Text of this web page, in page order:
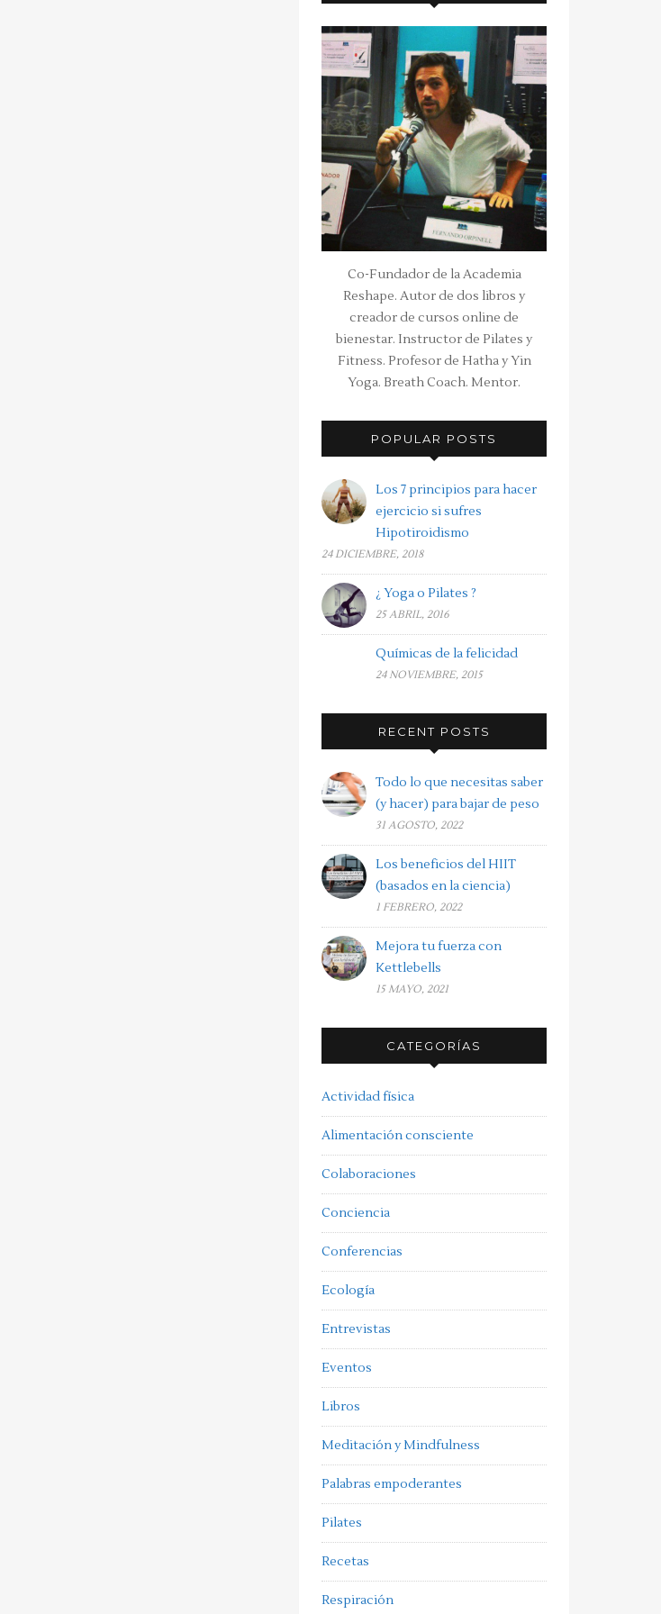
Co-Fundador de la Academia
Reshape. Autor de dos libros y
creador de cursos online de
bienestar. Instructor de Pilates y
Fitness. Profesor de Hatha y Yin
Yoga. Breath Coach. Mentor.
POPULAR POSTS
Los 7 principios para hacer
ejercicio si sufres
Hipotiroidismo
24 DICIEMBRE, 2018
¿ Yoga o Pilates ?
25 ABRIL, 2016
Químicas de la felicidad
24 NOVIEMBRE, 2015
RECENT POSTS
Todo lo que necesitas saber
(y hacer) para bajar de peso
31 AGOSTO, 2022
Los beneficios del HIIT
(basados en la ciencia)
1 FEBRERO, 2022
Mejora tu fuerza con
Kettlebells
15 MAYO, 2021
CATEGORÍAS
Actividad física
Alimentación consciente
Colaboraciones
Conciencia
Conferencias
Ecología
Entrevistas
Eventos
Libros
Meditación y Mindfulness
Palabras empoderantes
Pilates
Recetas
Respiración